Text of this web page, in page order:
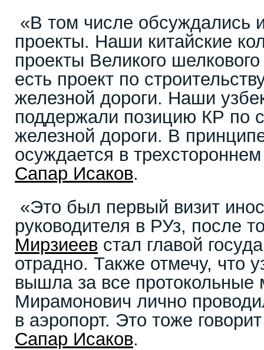
«В том числе обсуждались
проекты. Наши китайские
проекты Великого
есть проект по
железной дороги. Наши
поддержали позицию КР по
железной дороги. В
осуждается в
Сапар Исаков.
«Это был первый визит
руководителя в РУз, после
Мирзиеев стал главой
отрадно. Также отмечу, что
вышла за все протокольные
Мирамонович лично
в аэропорт. Это тоже
Сапар Исаков.